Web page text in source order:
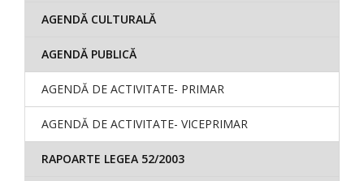
AGENDĂ CULTURALĂ
AGENDĂ PUBLICĂ
AGENDĂ DE ACTIVITATE- PRIMAR
AGENDĂ DE ACTIVITATE- VICEPRIMAR
RAPOARTE LEGEA 52/2003